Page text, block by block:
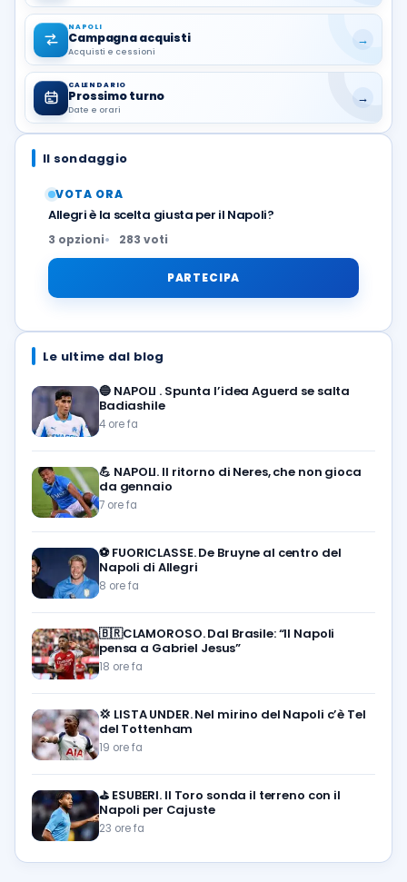
NAPOLI
Campagna acquisti
Acquisti e cessioni
→
CALENDARIO
Prossimo turno
Date e orari
→
Il sondaggio
VOTA ORA
Allegri è la scelta giusta per il Napoli?
3 opzioni 283 voti
PARTECIPA
Le ultime dal blog
🔵 NAPOLI . Spunta l’idea Aguerd se salta
Badiashile
4 ore fa
💪 NAPOLI. Il ritorno di Neres, che non gioca
da gennaio
7 ore fa
⚽️ FUORICLASSE. De Bruyne al centro del
Napoli di Allegri
8 ore fa
🇧🇷CLAMOROSO. Dal Brasile: “Il Napoli
pensa a Gabriel Jesus”
18 ore fa
💢 LISTA UNDER. Nel mirino del Napoli c’è Tel
del Tottenham
19 ore fa
⛳ ESUBERI. Il Toro sonda il terreno con il
Napoli per Cajuste
23 ore fa